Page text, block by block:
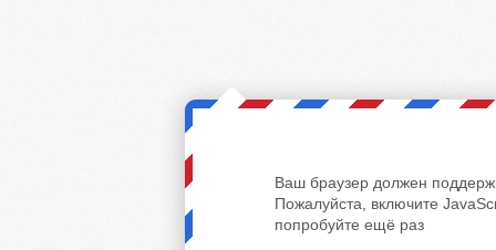
Ваш браузер должен
Пожалуйста, включите
попробуйте ещё раз